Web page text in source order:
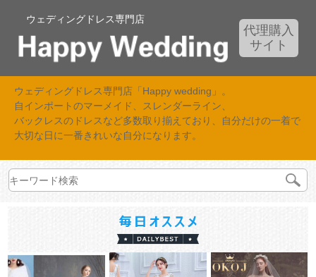
ウェディングドレス専門店
代理購入
サイト
ウェディングドレス専門店「Happy wedding」。
自インポートのマーメイド、スレンダーライン、
バックレスのドレスなど多数取り揃えており、自分だけの一着で
大切な日に一番きれいな自分になります。